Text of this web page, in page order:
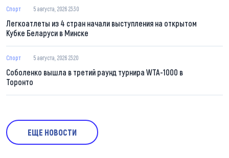
Спорт 5 августа, 2026 23:30
Легкоатлеты из 4 стран начали выступления на открытом
Кубке Беларуси в Минске
Спорт 5 августа, 2026 23:20
Соболенко вышла в третий раунд турнира WTA-1000 в
Торонто
ЕЩЕ НОВОСТИ